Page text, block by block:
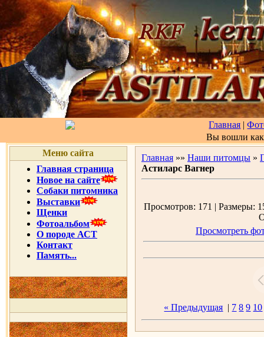
Главная |
Вы вошли
Меню сайта
Главная страница
Новое на сайте
Собаки питомника
Выставки
Щенки
Фотоальбом
О породе АСТ
Контакт
Память...
Главная »» Наши питомцы »
Астиларс Вагнер
Просмотров: 171 | Размеры:
Просмотреть
« Предыдущая | 7 8 9 10